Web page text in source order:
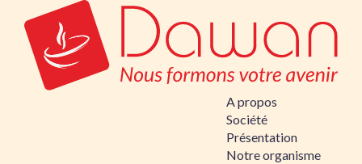
A propos
Société
Présentation
Notre organisme